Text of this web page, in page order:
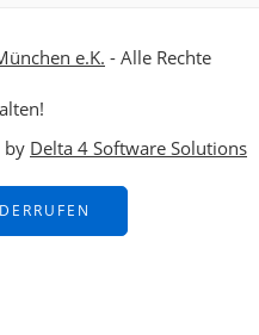
e.K. - Alle Rechte
by Delta 4 Software Solutions